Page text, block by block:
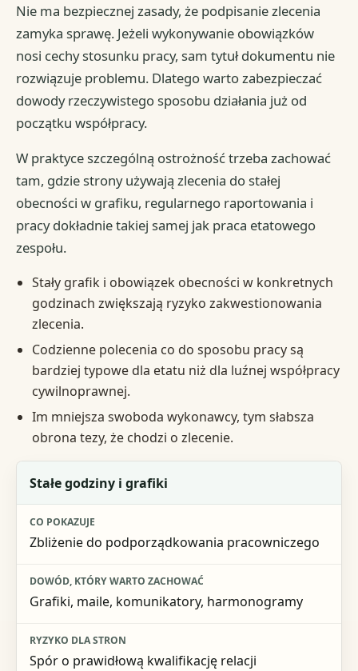
Nie ma bezpiecznej zasady, że podpisanie zlecenia
zamyka sprawę. Jeżeli wykonywanie obowiązków
nosi cechy stosunku pracy, sam tytuł dokumentu nie
rozwiązuje problemu. Dlatego warto zabezpieczać
dowody rzeczywistego sposobu działania już od
początku współpracy.
W praktyce szczególną ostrożność trzeba zachować
tam, gdzie strony używają zlecenia do stałej
obecności w grafiku, regularnego raportowania i
pracy dokładnie takiej samej jak praca etatowego
zespołu.
Stały grafik i obowiązek obecności w konkretnych
godzinach zwiększają ryzyko zakwestionowania
zlecenia.
Codzienne polecenia co do sposobu pracy są
bardziej typowe dla etatu niż dla luźnej współpracy
cywilnoprawnej.
Im mniejsza swoboda wykonawcy, tym słabsza
obrona tezy, że chodzi o zlecenie.
Sygnał ostrzegawczy
Co pokazuje
Dowód, który warto zachować
Stałe godziny i grafiki
Zbliżenie do podporządkowania pracowniczego
Grafiki, maile, komunikatory, harmonogramy
Spór o prawidłową kwalifikację relacji